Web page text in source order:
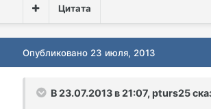
Цитата
Опубликовано 23 июля, 2013
В 23.07.2013 в 21:07, pturs25